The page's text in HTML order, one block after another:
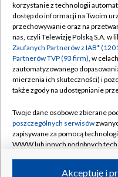
Abonament TVP
Emisja w TVP
Centrum informacji TVP
Naziemna Telewizja
Rada Programowa
System NOS
Informacje o nadawcy
korzystanie z technologii
dostęp do informacji na Twoim
przechowywanie oraz na
nas, czyli Telewizję Polską S.A. w
Zaufanych Partnerów z IAB*
Partnerów TVP (93 firm), w
zautomatyzowanego
mierzenia ich skuteczności) i
także zgody na udostępnianie
Twoje dane osobowe zbierane
poszczególnych serwisów
zapisywane za pomocą
WWW lub innych podobnych
Akceptuję i